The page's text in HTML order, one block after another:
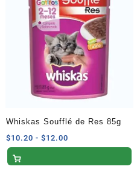
Whiskas Soufflé de Res 85g
$10.20 - $12.00
de